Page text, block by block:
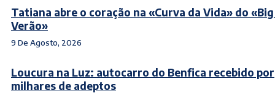
Tatiana abre o coração na «Curva da Vida» do
Verão»
9 De Agosto, 2026
Loucura na Luz: autocarro do Benfica recebido por
milhares de adeptos